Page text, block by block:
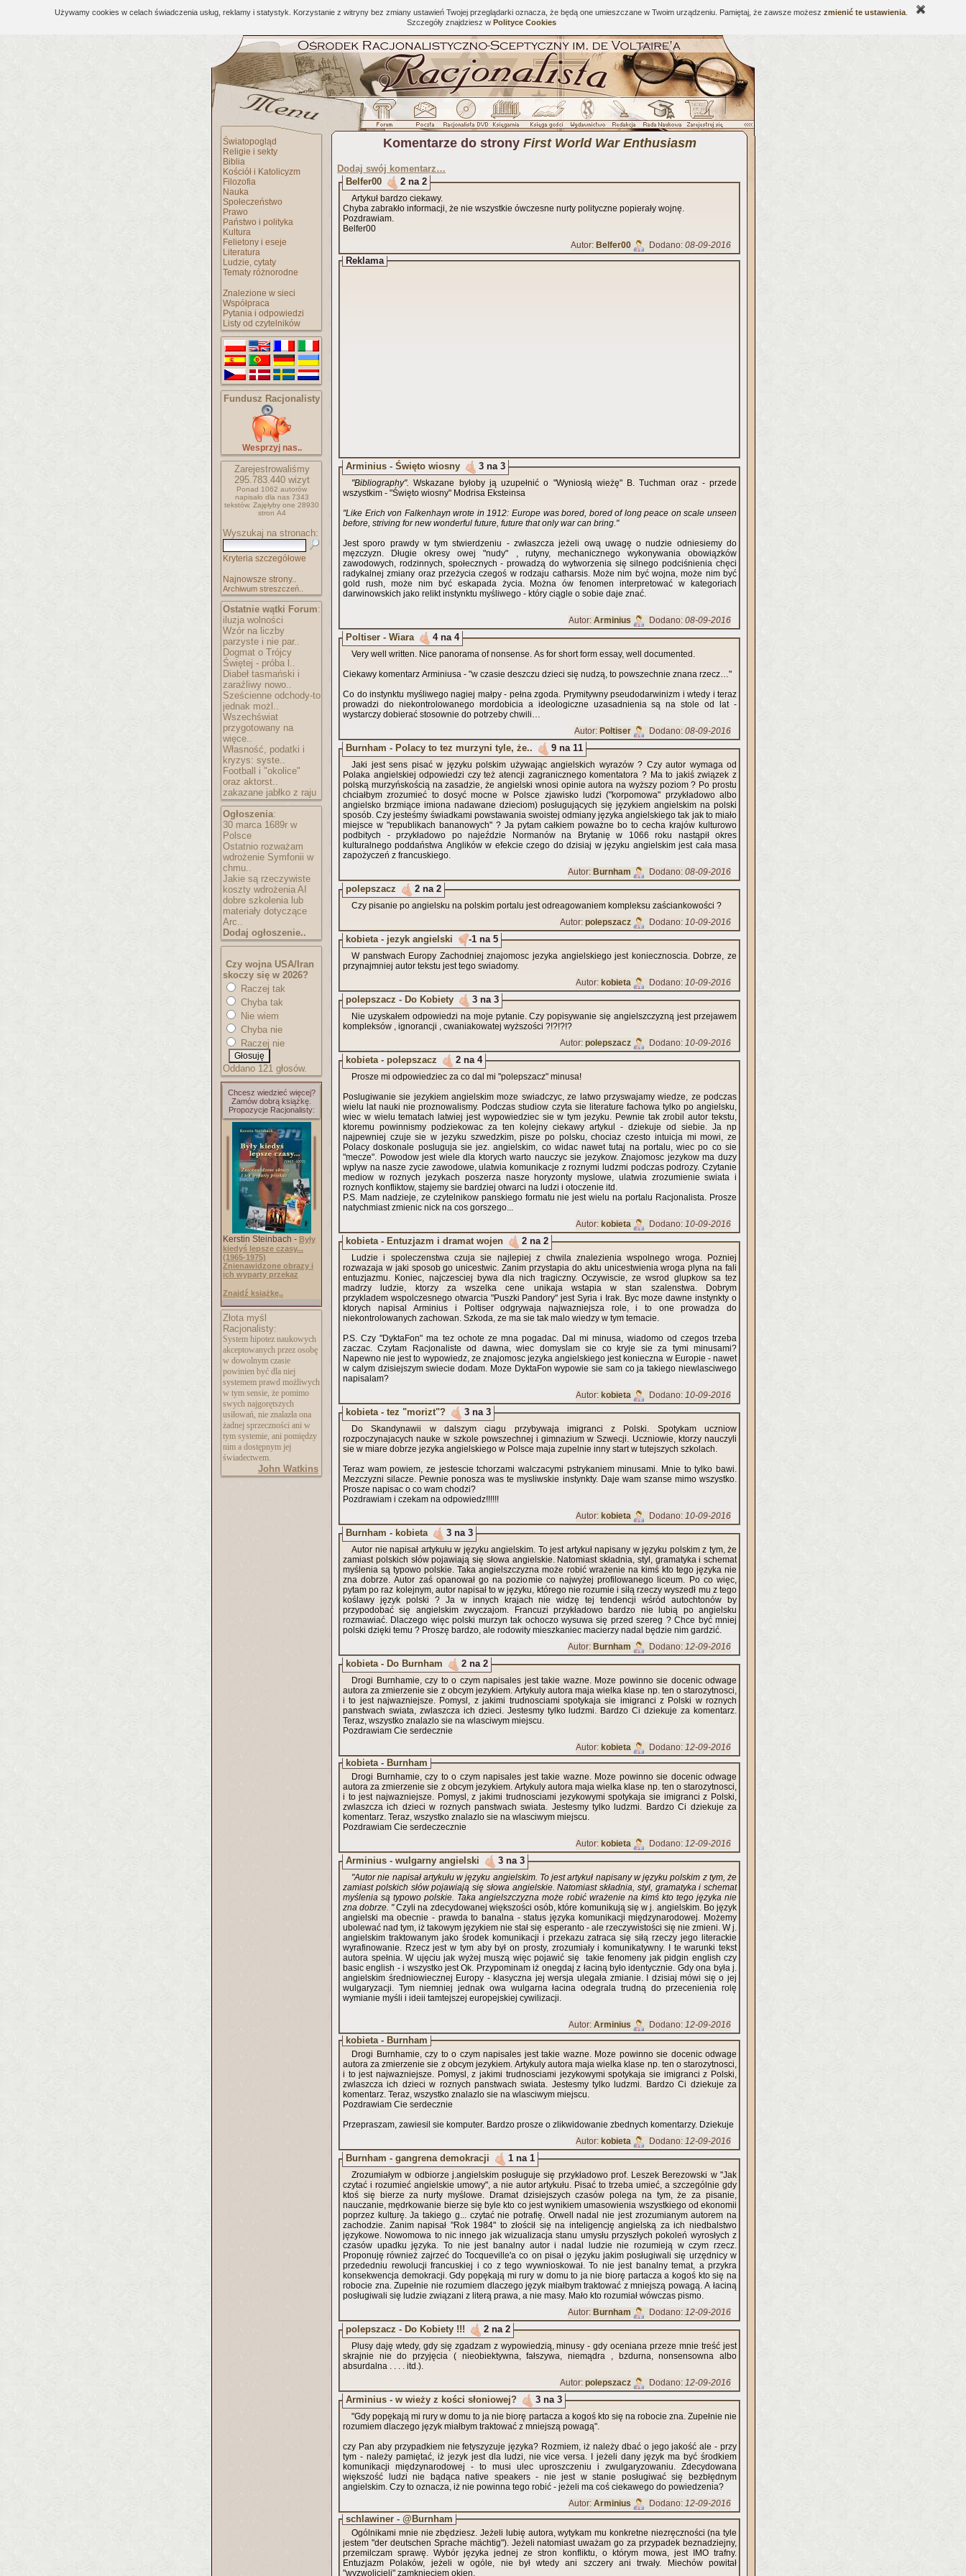
Używamy cookies w celach świadczenia usług, reklamy i statystyk. Korzystanie z witryny bez zmiany ustawień Twojej przeglądarki oznacza, że będą one umieszczane w Twoim urządzeniu. Pamiętaj, że zawsze możesz zmienić te ustawienia
Szczegóły znajdziesz w Polityce Cookies
Światopogląd
Religie i sekty
Biblia
Kościół i Katolicyzm
Filozofia
Nauka
Społeczeństwo
Prawo
Państwo i polityka
Kultura
Felietony i eseje
Literatura
Ludzie, cytaty
Tematy różnorodne
Znalezione w sieci
Współpraca
Pytania i odpowiedzi
Listy od czytelników
Fundusz Racjonalisty
Wesprzyj nas..
Zarejestrowaliśmy
295.783.440wizyt
Ponad 1062 autorów
napisało dla nas 7343
tekstów. Zajęłyby one 28930
stron A4
Wyszukaj na stronach:
Kryteria szczegółowe
Najnowsze strony..
Archiwum streszczeń..
Ostatnie wątki Forum:
iluzja wolności
Wzór na liczby
parzyste i nie par..
Dogmat o Trójcy
Świętej - próba l..
Diabeł tasmański i
zaraźliwy nowo..
Sześcienne odchody-to
jednak możl..
Wszechświat
przygotowany na
więce..
Własność, podatki i
kryzys: syste..
Football i "okolice"
oraz aktorst..
zakazane jabłko z raju
Ogłoszenia:
30 marca 1689r w
Polsce
Ostatnio rozważam
wdrożenie Symfonii w
chmu..
Jakie są rzeczywiste
koszty wdrożenia AI
dobre szkolenia lub
materiały dotyczące
Arc..
Dodaj ogłoszenie..
Czy wojna USA/Iran
skoczy się w 2026?
Raczej tak
Chyba tak
Nie wiem
Chyba nie
Raczej nie
Oddano 121 głosów.
Chcesz wiedzieć więcej?
Zamów dobrą książkę.
Propozycje Racjonalisty:
Kerstin Steinbach - Były
kiedyś lepsze czasy...
(1965-1975)
Znienawidzone obrazy i
ich wyparty przekaz
Znajdź książkę..
Złota myśl
Racjonalisty:
System hipotez naukowych
akceptowanych przez osobę
w dowolnym czasie
powinien być dla niej
systemem prawd możliwych
w tym sensie, że pomimo
swych najgorętszych
usiłowań, nie znalazła ona
żadnej sprzeczności ani w
tym systemie, ani pomiędzy
nim a dostępnym jej
świadectwem.
John Watkins
Komentarze do strony First World War Enthusiasm
Dodaj swój komentarz…
Belfer00
2 na 2
Artykuł bardzo ciekawy.
Chyba zabrakło informacji, że nie wszystkie ówczesne nurty polityczne popierały wojnę.
Pozdrawiam.
Belfer00
Autor: Belfer00 Dodano: 08-09-2016
Reklama
Arminius - Święto wiosny 3 na 3
"Bibliography". Wskazane byłoby ją uzupełnić o "Wyniosłą wieżę" B. Tuchman oraz - przede
wszystkim - "Święto wiosny" Modrisa Eksteinsa
"Like Erich von Falkenhayn wrote in 1912: Europe was bored, bored of long peace on scale unseen
before, striving for new wonderful future, future that only war can bring."
Jest sporo prawdy w tym stwierdzeniu - zwłaszcza jeżeli ową uwagę o nudzie odniesiemy do
męzczyzn. Długie okresy owej "nudy" , rutyny, mechanicznego wykonywania obowiązków
zawodowych, rodzinnych, społecznych - prowadzą do wytworzenia się silnego podciśnienia chęci
radykalnej zmiany oraz przeżycia czegoś w rodzaju catharsis. Może nim być wojna, może nim być
gold rush, może nim być eskapada życia. Można ów fenomen interpretować w kategoriach
darwinowskich jako relikt instynktu myśliwego - który ciągle o sobie daje znać.
Autor: Arminius Dodano: 08-09-2016
Poltiser - Wiara 4 na 4
Very well written. Nice panorama of nonsense. As for short form essay, well documented.
Ciekawy komentarz Arminiusa - "w czasie deszczu dzieci się nudzą, to powszechnie znana rzecz…"
Co do instynktu myśliwego nagiej małpy - pełna zgoda. Prymitywny pseudodarwinizm i wtedy i teraz
prowadzi do niekontrolowanego mordobicia a ideologiczne uzasadnienia są na stole od lat -
wystarczy dobierać stosownie do potrzeby chwili…
Autor: Poltiser Dodano: 08-09-2016
Burnham - Polacy to tez murzyni tyle, że.. 9 na 11
Jaki jest sens pisać w języku polskim używając angielskich wyrazów ? Czy autor wymaga od
Polaka angielskiej odpowiedzi czy też atencji zagranicznego komentatora ? Ma to jakiś związek z
polską murzyńskością na zasadzie, że angielski wnosi opinie autora na wyższy poziom ? Po prostu
chciałbym zrozumieć to dosyć mocne w Polsce zjawisko ludzi ("korpomowa" przykładowo albo
angielsko brzmiące imiona nadawane dzieciom) posługujących się językiem angielskim na polski
sposób. Czy jesteśmy świadkami powstawania swoistej odmiany języka angielskiego tak jak to miało
miejsce w "republikach bananowych" ? Ja pytam całkiem poważne bo to cecha krajów kulturowo
podbitych - przykładowo po najeździe Normanów na Brytanię w 1066 roku nastąpił okres
kulturalnego poddaństwa Anglików w efekcie czego do dzisiaj w języku angielskim jest cała masa
zapożyczeń z francuskiego.
Autor: Burnham Dodano: 08-09-2016
polepszacz 2 na 2
Czy pisanie po angielsku na polskim portalu jest odreagowaniem kompleksu zaściankowości ?
Autor: polepszacz Dodano: 10-09-2016
kobieta - jezyk angielski -1 na 5
W panstwach Europy Zachodniej znajomosc jezyka angielskiego jest koniecznoscia. Dobrze, ze
przynajmniej autor tekstu jest tego swiadomy.
Autor: kobieta Dodano: 10-09-2016
polepszacz - Do Kobiety 3 na 3
Nie uzyskałem odpowiedzi na moje pytanie. Czy popisywanie się angielszczyzną jest przejawem
kompleksów , ignorancji , cwaniakowatej wyższości ?!?!?!?
Autor: polepszacz Dodano: 10-09-2016
kobieta - polepszacz 2 na 4
Prosze mi odpowiedziec za co dal mi "polepszacz" minusa!
Poslugiwanie sie jezykiem angielskim moze swiadczyc, ze latwo przyswajamy wiedze, ze podczas
wielu lat nauki nie proznowalismy. Podczas studiow czyta sie literature fachowa tylko po angielsku,
wiec w wielu tematach latwiej jest wypowiedziec sie w tym jezyku. Pewnie tak zrobil autor tekstu,
ktoremu powinnismy podziekowac za ten kolejny ciekawy artykul - dziekuje od siebie. Ja np
najpewniej czuje sie w jezyku szwedzkim, pisze po polsku, chociaz czesto intuicja mi mowi, ze
Polacy doskonale posluguja sie jez. angielskim, co widac nawet tutaj na portalu, wiec po co sie
"mecze". Powodow jest wiele dla ktorych warto nauczyc sie jezykow. Znajomosc jezykow ma duzy
wplyw na nasze zycie zawodowe, ulatwia komunikacje z roznymi ludzmi podczas podrozy. Czytanie
mediow w roznych jezykach poszerza nasze horyzonty myslowe, ulatwia zrozumienie swiata i
roznych konfliktow, stajemy sie bardziej otwarci na ludzi i otoczenie itd.
P.S. Mam nadzieje, ze czytelnikow panskiego formatu nie jest wielu na portalu Racjonalista. Prosze
natychmiast zmienic nick na cos gorszego...
Autor: kobieta Dodano: 10-09-2016
kobieta - Entuzjazm i dramat wojen 2 na 2
Ludzie i spoleczenstwa czuja sie najlepiej z chwila znalezienia wspolnego wroga. Pozniej
rozwazaja w jaki sposob go unicestwic. Zanim przystapia do aktu unicestwienia wroga plyna na fali
entuzjazmu. Koniec, najczesciej bywa dla nich tragiczny. Oczywiscie, ze wsrod glupkow sa tez
madrzy ludzie, ktorzy za wszelka cene unikaja wstapia w stan szalenstwa. Dobrym
przykladem wspolczesnego otwarcia "Puszki Pandory" jest Syria i Irak. Byc moze dawne instynkty o
ktorych napisal Arminius i Poltiser odgrywaja najwazniejsza role, i to one prowadza do
niekontrolowanych zachowan. Szkoda, ze ma sie tak malo wiedzy w tym temacie.
P.S. Czy "DyktaFon" ma tez ochote ze mna pogadac. Dal mi minusa, wiadomo od czegos trzeba
zaczac. Czytam Racjonaliste od dawna, wiec domyslam sie co kryje sie za tymi minusami?
Napewno nie jest to wypowiedz, ze znajomosc jezyka angielskiego jest konieczna w Europie - nawet
w calym dzisiejszym swiecie dodam. Moze DyktaFon wypowie sie sam co ja takiego niewlasciwego
napisalam?
Autor: kobieta Dodano: 10-09-2016
kobieta - tez "morizt"? 3 na 3
Do Skandynawii w dalszym ciagu przybywaja imigranci z Polski. Spotykam uczniow
rozpoczynajacych nauke w szkole powszechnej i gimnazium w Szwecji. Uczniowie, ktorzy nauczyli
sie w miare dobrze jezyka angielskiego w Polsce maja zupelnie inny start w tutejszych szkolach.
Teraz wam powiem, ze jestescie tchorzami walczacymi pstrykaniem minusami. Mnie to tylko bawi.
Mezczyzni silacze. Pewnie ponosza was te mysliwskie instynkty. Daje wam szanse mimo wszystko.
Prosze napisac o co wam chodzi?
Pozdrawiam i czekam na odpowiedz!!!!!!
Autor: kobieta Dodano: 10-09-2016
Burnham - kobieta 3 na 3
Autor nie napisał artykułu w języku angielskim. To jest artykuł napisany w języku polskim z tym, że
zamiast polskich słów pojawiają się słowa angielskie. Natomiast składnia, styl, gramatyka i schemat
myślenia są typowo polskie. Taka angielszczyzna może robić wrażenie na kimś kto tego języka nie
zna dobrze. Autor zaś opanował go na poziomie co najwyżej profilowanego liceum. Po co więc,
pytam po raz kolejnym, autor napisał to w języku, którego nie rozumie i siłą rzeczy wyszedł mu z tego
koślawy język polski ? Ja w innych krajach nie widzę tej tendencji wśród autochtonów by
przypodobać się angielskim zwyczajom. Francuzi przykładowo bardzo nie lubią po angielsku
rozmawiać. Dlaczego więc polski murzyn tak ochoczo wysuwa się przed szereg ? Chce być mniej
polski dzięki temu ? Proszę bardzo, ale rodowity mieszkaniec macierzy nadal będzie nim gardzić.
Autor: Burnham Dodano: 12-09-2016
kobieta - Do Burnham 2 na 2
Drogi Burnhamie, czy to o czym napisales jest takie wazne. Moze powinno sie docenic odwage
autora za zmierzenie sie z obcym jezykiem. Artykuly autora maja wielka klase np. ten o starozytnosci,
i to jest najwazniejsze. Pomysl, z jakimi trudnosciami spotykaja sie imigranci z Polski w roznych
panstwach swiata, zwlaszcza ich dzieci. Jestesmy tylko ludzmi. Bardzo Ci dziekuje za komentarz.
Teraz, wszystko znalazlo sie na wlasciwym miejscu.
Pozdrawiam Cie serdecznie
Autor: kobieta Dodano: 12-09-2016
kobieta - Burnham
Drogi Burnhamie, czy to o czym napisales jest takie wazne. Moze powinno sie docenic odwage
autora za zmierzenie sie z obcym jezykiem. Artykuly autora maja wielka klase np. ten o starozytnosci,
i to jest najwazniejsze. Pomysl, z jakimi trudnosciami jezykowymi spotykaja sie imigranci z Polski,
zwlaszcza ich dzieci w roznych panstwach swiata. Jestesmy tylko ludzmi. Bardzo Ci dziekuje za
komentarz. Teraz, wszystko znalazlo sie na wlasciwym miejscu.
Pozdrawiam Cie serdeczecznie
Autor: kobieta Dodano: 12-09-2016
Arminius - wulgarny angielski 3 na 3
"Autor nie napisał artykułu w języku angielskim. To jest artykuł napisany w języku polskim z tym, że
zamiast polskich słów pojawiają się słowa angielskie. Natomiast składnia, styl, gramatyka i schemat
myślenia są typowo polskie. Taka angielszczyzna może robić wrażenie na kimś kto tego języka nie
zna dobrze. "Czyli na zdecydowanej większości osób, które komunikują się w j. angielskim. Bo język
angielski ma obecnie - prawda to banalna - status języka komunikacji międzynarodowej. Możemy
ubolewać nad tym, iż takowym językiem nie stał się esperanto - ale rzeczywistości się nie zmieni. W j.
angielskim traktowanym jako środek komunikacji i przekazu zatraca się siłą rzeczy jego literackie
wyrafinowanie. Rzecz jest w tym aby był on prosty, zrozumiały i komunikatywny. I te warunki tekst
autora spełnia. W ujęciu jak wyżej muszą więc pojawić się takie fenomeny jak pidgin english czy
basic english - i wszystko jest Ok. Przypominam iż onegdaj z łaciną było identycznie. Gdy ona była j.
angielskim średniowiecznej Europy - klasyczna jej wersja ulegała zmianie. I dzisiaj mówi się o jej
wulgaryzacji. Tym niemniej jednak owa wulgarna łacina odegrala trudną do przecenienia rolę
wymianie myśli i ideii tamtejszej europejskiej cywilizacji.
Autor: Arminius Dodano: 12-09-2016
kobieta - Burnham
Drogi Burnhamie, czy to o czym napisales jest takie wazne. Moze powinno sie docenic odwage
autora za zmierzenie sie z obcym jezykiem. Artykuly autora maja wielka klase np. ten o starozytnosci,
i to jest najwazniejsze. Pomysl, z jakimi trudnosciami jezykowymi spotykaja sie imigranci z Polski,
zwlaszcza ich dzieci w roznych panstwach swiata. Jestesmy tylko ludzmi. Bardzo Ci dziekuje za
komentarz. Teraz, wszystko znalazlo sie na wlasciwym miejscu.
Pozdrawiam Cie serdecznie
Przepraszam, zawiesil sie komputer. Bardzo prosze o zlikwidowanie zbednych komentarzy. Dziekuje
Autor: kobieta Dodano: 12-09-2016
Burnham - gangrena demokracji 1 na 1
Zrozumiałym w odbiorze j.angielskim posługuje się przykładowo prof. Leszek Berezowski w "Jak
czytać i rozumieć angielskie umowy", a nie autor artykułu. Pisać to trzeba umieć, a szczególnie gdy
ktoś się bierze za nurty myślowe. Dramat dzisiejszych czasów polega na tym, że za pisanie,
nauczanie, mędrkowanie bierze się byle kto co jest wynikiem umasowienia wszystkiego od ekonomii
poprzez kulturę. Ja takiego g... czytać nie potrafię. Orwell nadal nie jest zrozumianym autorem na
zachodzie. Zanim napisał "Rok 1984" to złościł się na inteligencję angielską za ich niedbalstwo
językowe. Nowomowa to nic innego jak wizualizacja stanu umysłu przyszłych pokoleń wyrosłych z
czasów upadku języka. To nie jest banalny autor i nadal ludzie nie rozumieją w czym rzecz.
Proponuję również zajrzeć do Tocqueville'a co on pisał o języku jakim posługiwali się urzędnicy w
przededniu rewolucji francuskiej i co z tego wywnioskował. To nie jest banalny temat, a przykra
konsekwencja demokracji. Gdy popękają mi rury w domu to ja nie biorę partacza a kogoś kto się na
robocie zna. Zupełnie nie rozumiem dlaczego język miałbym traktować z mniejszą powagą. A łaciną
posługiwali się ludzie związani z literą prawa, a nie masy. Mało kto rozumiał wówczas pismo.
Autor: Burnham Dodano: 12-09-2016
polepszacz - Do Kobiety !!! 2 na 2
Plusy daję wtedy, gdy się zgadzam z wypowiedzią, minusy - gdy oceniana przeze mnie treść jest
skrajnie nie do przyjęcia ( nieobiektywna, fałszywa, niemądra , bzdurna, nonsensowna albo
absurdalna . . . . itd.).
Autor: polepszacz Dodano: 12-09-2016
Arminius - w wieży z kości słoniowej? 3 na 3
"Gdy popękają mi rury w domu to ja nie biorę partacza a kogoś kto się na robocie zna. Zupełnie nie
rozumiem dlaczego język miałbym traktować z mniejszą powagą".
czy Pan aby przypadkiem nie fetyszyzuje języka? Rozmiem, iż należy dbać o jego jakość ale - przy
tym - należy pamiętać, iż jezyk jest dla ludzi, nie vice versa. I jeżeli dany język ma być środkiem
komunikacji międzynarodowej - to musi ulec uproszczeniu i zwulgaryzowaniu. Zdecydowana
większość ludzi nie bądąca native speakers - nie jest w stanie posługiwać się bezbłędnym
angielskim. Czy to oznacza, iż nie powinna tego robić - jeżeli ma coś ciekawego do powiedzenia?
Autor: Arminius Dodano: 12-09-2016
schlawiner - @Burnham
Ogólnikami mnie nie zbędziesz. Jeżeli lubię autora, wytykam mu konkretne niezręczności (na tyle
jestem "der deutschen Sprache mächtig"). Jeżeli natomiast uważam go za przypadek beznadziejny,
przemilczam sprawę. Wybór języka jednej ze stron konfliktu, o którym mowa, jest IMO trafny.
Entuzjazm Polaków, jeżeli w ogóle, nie był wtedy ani szczery ani trwały. Miechów powitał
"wyzwolicieli" zamknięciem okien.